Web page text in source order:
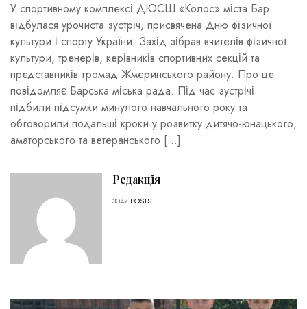
У спортивному комплексі ДЮСШ «Колос» міста Бар
відбулася урочиста зустріч, присвячена Дню фізичної
культури і спорту України. Захід зібрав вчителів фізичної
культури, тренерів, керівників спортивних секцій та
представників громад Жмеринського району. Про це
повідомляє Барська міська рада. Під час зустрічі
підбили підсумки минулого навчального року та
обговорили подальші кроки у розвитку дитячо-юнацького,
аматорського та ветеранського […]
Редакція
3047 POSTS